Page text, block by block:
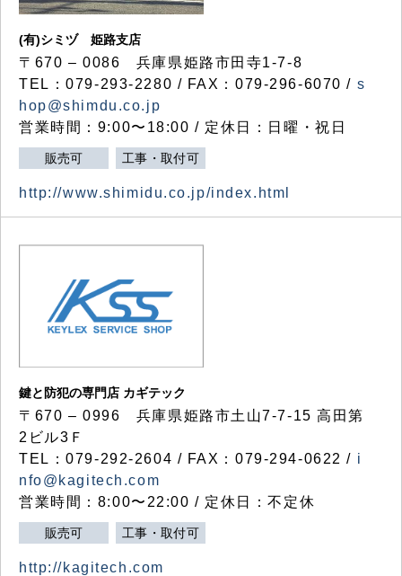
(有)シミヅ 姫路支店
〒670 – 0086 兵庫県姫路市田寺1-7-8
TEL：079-293-2280 / FAX：079-296-6070 / s
hop@shimdu.co.jp
営業時間：9:00〜18:00 / 定休日：日曜・祝日
販売可 工事・取付可
http://www.shimidu.co.jp/index.html
鍵と防犯の専門店 カギテック
〒670 – 0996 兵庫県姫路市土山7-7-15 高田第
2ビル3Ｆ
TEL：079-292-2604 / FAX：079-294-0622 / i
nfo@kagitech.com
営業時間：8:00〜22:00 / 定休日：不定休
販売可 工事・取付可
http://kagitech.com